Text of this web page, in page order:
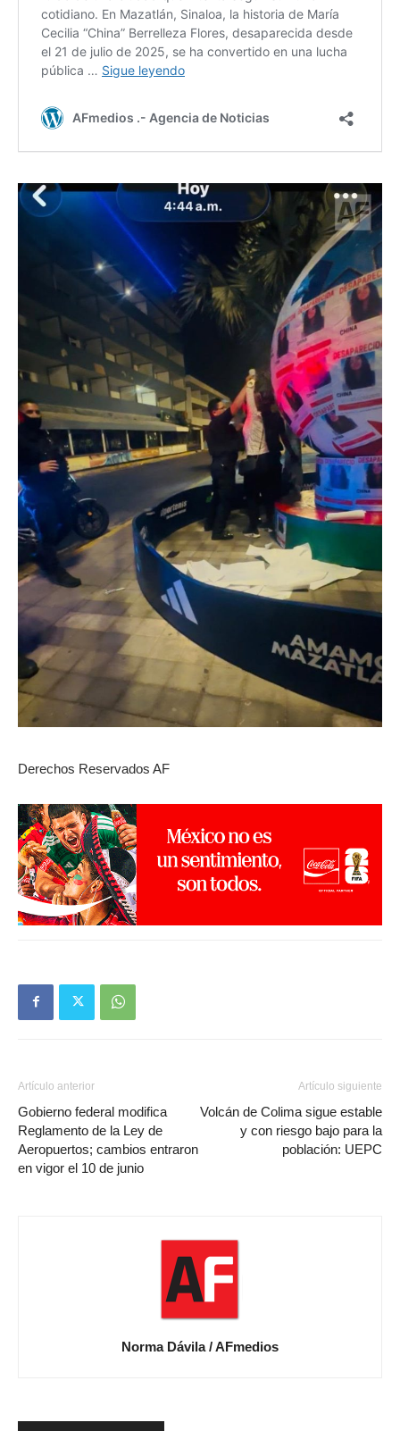
Derechos Reservados AF
Artículo anterior
Gobierno federal modifica
Reglamento de la Ley de
Aeropuertos; cambios entraron
en vigor el 10 de junio
Artículo siguiente
Volcán de Colima sigue estable
y con riesgo bajo para la
población: UEPC
Norma Dávila / AFmedios